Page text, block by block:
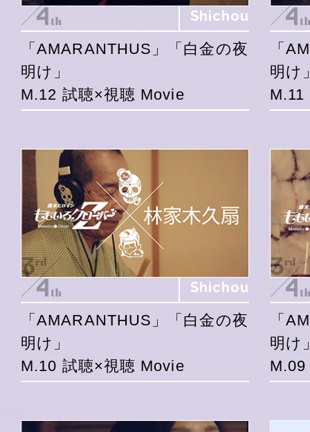
Shichou
「AMARANTHUS」「白金の夜
明け」
M.12 試聴×視聴 Movie
「
明け
Shichou
「AMARANTHUS」「白金の夜
明け」
M.10 試聴×視聴 Movie
「
明け